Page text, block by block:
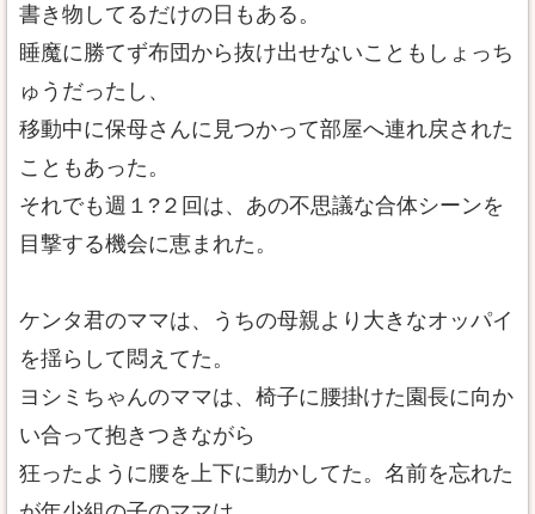
書き物してるだけの日もある。
睡魔に勝てず布団から抜け出せないこともしょっち
ゅうだったし、
移動中に保母さんに見つかって部屋へ連れ戻された
こともあった。
それでも週１?２回は、あの不思議な合体シーンを
目撃する機会に恵まれた。
ケンタ君のママは、うちの母親より大きなオッパイ
を揺らして悶えてた。
ヨシミちゃんのママは、椅子に腰掛けた園長に向か
い合って抱きつきながら
狂ったように腰を上下に動かしてた。名前を忘れた